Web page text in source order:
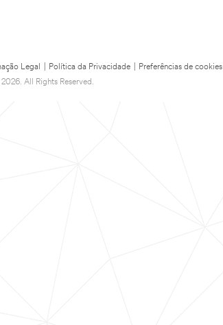
Legal Política da Privacidade
Preferências de cookies
All Rights Reserved.